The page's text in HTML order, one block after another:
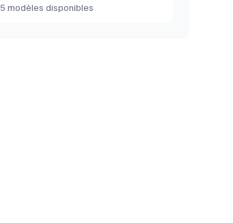
modèles disponibles